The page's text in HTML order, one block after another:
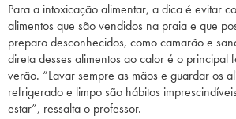
Para a intoxicação alimentar, a dica é evitar
alimentos que são vendidos na praia e que
preparo desconhecidos, como camarão e
direta desses alimentos ao calor é o principal
verão. “Lavar sempre as mãos e guardar os
refrigerado e limpo são hábitos
estar”, ressalta o professor.